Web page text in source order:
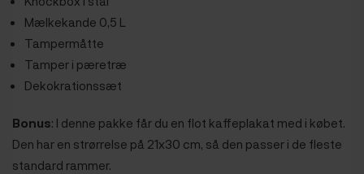
Mælkekande 0,5 L
Tampermåtte
Tamper i pæretræ
Dekokrationssæt
Bonus: I denne pakke får du en flot kaffeplakat med i købet.
Den har en strørrelse på 21x30 cm, så den passer i de fleste
standard rammer.